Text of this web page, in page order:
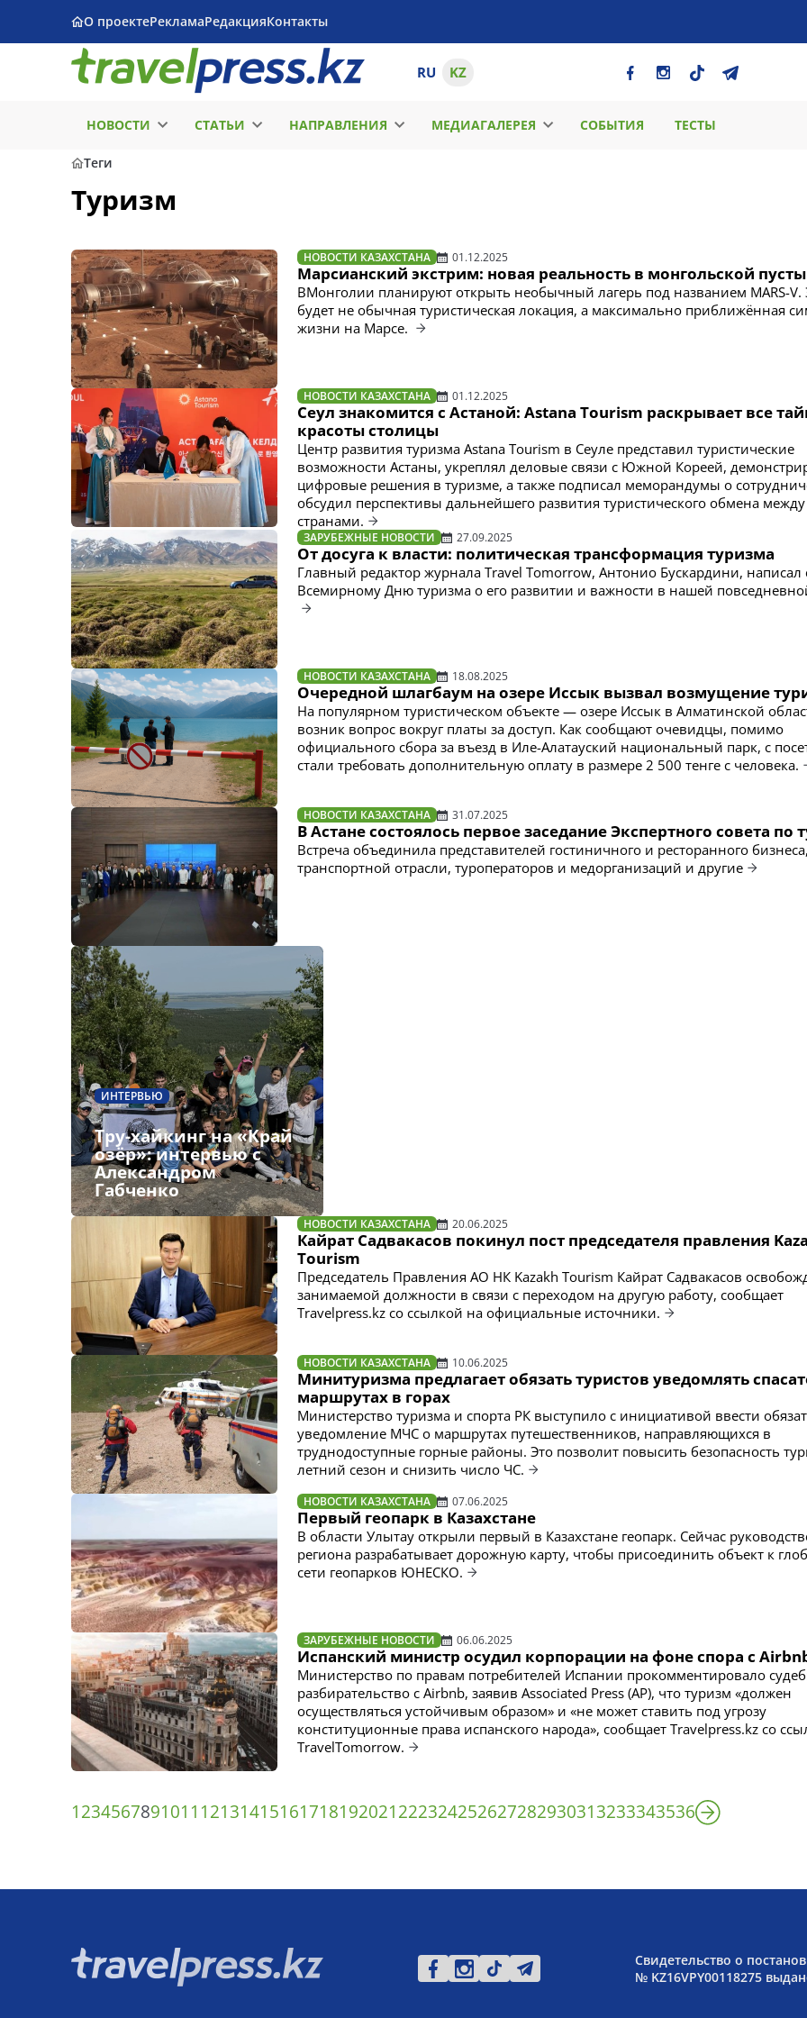
О проектеРекламаРедакцияКонтакты
RU KZ
НОВОСТИ СТАТЬИ НАПРАВЛЕНИЯ МЕДИАГАЛЕРЕЯ СОБЫТИЯ ТЕСТЫ
Теги
Туризм
НОВОСТИ КАЗАХСТАНА 01.12.2025
Марсианский экстрим: новая реальность в монгольской
ВМонголии планируют открыть необычный лагерь под названием MARS-V.
будет не обычная туристическая локация, а максимально приближённая
жизни на Марсе.
НОВОСТИ КАЗАХСТАНА 01.12.2025
Сеул знакомится с Астаной: Astana Tourism раскрывает все
красоты столицы
Центр развития туризма Astana Tourism в Сеуле представил туристические
возможности Астаны, укреплял деловые связи с Южной Кореей,
цифровые решения в туризме, а также подписал меморандумы о
обсудил перспективы дальнейшего развития туристического обмена между
странами.
ЗАРУБЕЖНЫЕ НОВОСТИ 27.09.2025
От досуга к власти: политическая трансформация туризма
Главный редактор журнала Travel Tomorrow, Антонио Бускардини, написал
Всемирному Дню туризма о его развитии и важности в нашей
НОВОСТИ КАЗАХСТАНА 18.08.2025
Очередной шлагбаум на озере Иссык вызвал возмущение
На популярном туристическом объекте — озере Иссык в Алматинской
возник вопрос вокруг платы за доступ. Как сообщают очевидцы, помимо
официального сбора за въезд в Иле-Алатауский национальный парк, с
стали требовать дополнительную оплату в размере 2 500 тенге с человека.
НОВОСТИ КАЗАХСТАНА 31.07.2025
В Астане состоялось первое заседание Экспертного совета по
Встреча объединила представителей гостиничного и ресторанного бизнеса,
транспортной отрасли, туроператоров и медорганизаций и другие
ИНТЕРВЬЮ
Тру-хайкинг на «Край
озёр»: интервью с
Александром
Габченко
НОВОСТИ КАЗАХСТАНА 20.06.2025
Кайрат Садвакасов покинул пост председателя правления
Tourism
Председатель Правления АО НК Kazakh Tourism Кайрат Садвакасов
занимаемой должности в связи с переходом на другую работу, сообщает
Travelpress.kz со ссылкой на официальные источники.
НОВОСТИ КАЗАХСТАНА 10.06.2025
Минитуризма предлагает обязать туристов уведомлять
маршрутах в горах
Министерство туризма и спорта РК выступило с инициативой ввести
уведомление МЧС о маршрутах путешественников, направляющихся в
труднодоступные горные районы. Это позволит повысить безопасность
летний сезон и снизить число ЧС.
НОВОСТИ КАЗАХСТАНА 07.06.2025
Первый геопарк в Казахстане
В области Улытау открыли первый в Казахстане геопарк. Сейчас
региона разрабатывает дорожную карту, чтобы присоединить объект к
сети геопарков ЮНЕСКО.
ЗАРУБЕЖНЫЕ НОВОСТИ 06.06.2025
Испанский министр осудил корпорации на фоне спора с
Министерство по правам потребителей Испании прокомментировало
разбирательство с Airbnb, заявив Associated Press (AP), что туризм «должен
осуществляться устойчивым образом» и «не может ставить под угрозу
конституционные права испанского народа», сообщает Travelpress.kz со
TravelTomorrow.
1234567891011 12131415161718192021222324252627282930313233343536
Свидетельство о
№ KZ16VPY00118275